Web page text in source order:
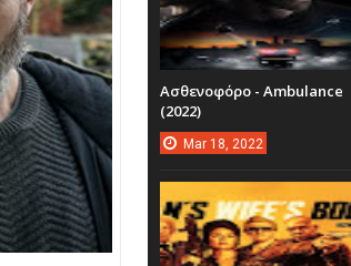
Ασθενοφόρο - Ambulance
(2022)
Mar 18, 2022